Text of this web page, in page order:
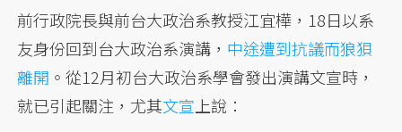
前行政院長與前台大政治系教授江宜樺，18日以系
友身份回到台大政治系演講， 中途遭到抗議而狼狽
離開 。從12月初台大政治系學會發出演講文宣時，
就已引起關注，尤其文宣 上說：